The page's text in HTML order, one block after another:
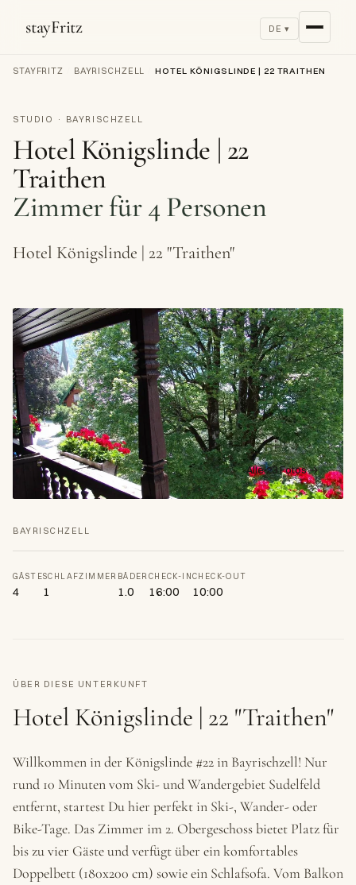
stayFritz DE ▾
STAYFRITZ BAYRISCHZELL HOTEL KÖNIGSLINDE | 22 TRAITHEN
STUDIO · BAYRISCHZELL
Hotel Königslinde | 22
Traithen
Zimmer für 4 Personen
Hotel Königslinde | 22 "Traithen"
Alle 23 Fotos →
BAYRISCHZELL
GÄSTE
4
SCHLAFZIMMER
1
BÄDER
1.0
CHECK-IN
16:00
CHECK-OUT
10:00
ÜBER DIESE UNTERKUNFT
Hotel Königslinde | 22 "Traithen"
Willkommen in der Königslinde #22 in Bayrischzell! Nur
rund 10 Minuten vom Ski- und Wandergebiet Sudelfeld
entfernt, startest Du hier perfekt in Ski-, Wander- oder
Bike-Tage. Das Zimmer im 2. Obergeschoss bietet Platz für
bis zu vier Gäste und verfügt über ein komfortables
Doppelbett (180x200 cm) sowie ein Schlafsofa. Vom Balkon